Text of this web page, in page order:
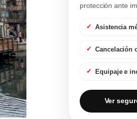
protección ante
Asistencia
Cancelación
Equipaje e
Ver